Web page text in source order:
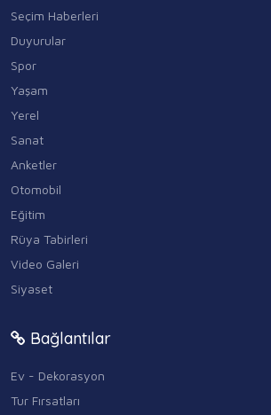
Seçim Haberleri
Duyurular
Spor
Yaşam
Yerel
Sanat
Anketler
Otomobil
Eğitim
Rüya Tabirleri
Video Galeri
Siyaset
Bağlantılar
Ev - Dekorasyon
Tur Fırsatları